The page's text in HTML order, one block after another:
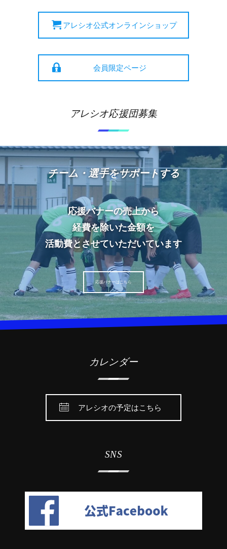
アレシオ公式オンラインショップ
会員限定ページ
アレシオ応援団募集
チーム・選手をサポートする
応援バナーの売上から
経費を除いた金額を
活動費とさせていただいています
応援バナーはこちら
カレンダー
アレシオの予定はこちら
SNS